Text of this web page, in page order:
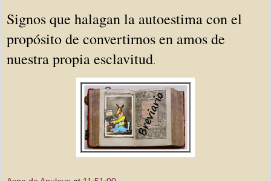
Signos que halagan la autoestima con el
propósito de convertirnos en amos de
nuestra propia esclavitud.